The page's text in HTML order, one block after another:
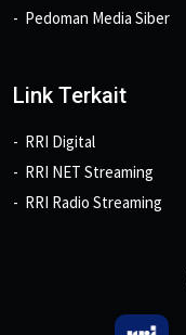
Pedoman Media Siber
Link Terkait
RRI Digital
RRI NET Streaming
RRI Radio Streaming